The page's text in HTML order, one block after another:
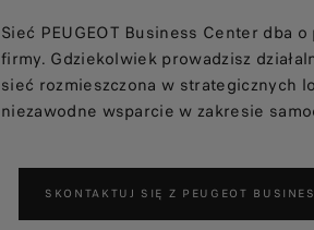
Sieć PEUGEOT Business Center dba
firmy. Gdziekolwiek prowadzisz
sieć rozmieszczona w strategicznych
niezawodne wsparcie w zakresie
SKONTAKTUJ SIĘ Z PEUGEOT